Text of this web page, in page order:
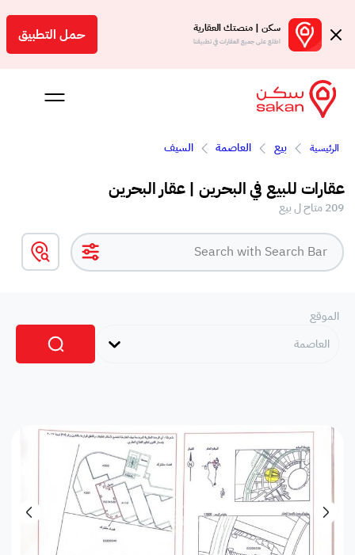
سكن | منصتك العقارية
اطلع على جميع العقارات في تطبيقنا حمل التطبيق
بالعمولة
الرئيسية بيع العاصمة السيف
عقارات للبيع في البحرين | عقار البحرين
209 متاح ل بيع
الموقع
العاصمة